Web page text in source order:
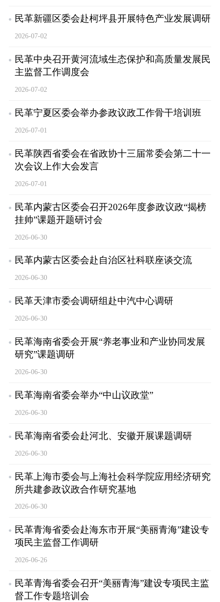
民革新疆区委会赴柯坪县开展特色产业发展调研
2026-07-02
民革中央召开黄河流域生态保护和高质量发展民
主监督工作调度会
2026-07-02
民革宁夏区委会举办参政议政工作骨干培训班
2026-07-01
民革陕西省委会在省政协十三届常委会第二十一
次会议上作大会发言
2026-07-01
民革内蒙古区委会召开2026年度参政议政“揭榜
挂帅”课题开题研讨会
2026-06-30
民革内蒙古区委会赴自治区社科联座谈交流
2026-06-30
民革天津市委会调研组赴中汽中心调研
2026-06-30
民革海南省委会开展“养老事业和产业协同发展
研究”课题调研
2026-06-30
民革海南省委会举办“中山议政堂”
2026-06-30
民革海南省委会赴河北、安徽开展课题调研
2026-06-30
民革上海市委会与上海社会科学院应用经济研究
所共建参政议政合作研究基地
2026-06-30
民革青海省委会赴海东市开展“美丽青海”建设专
项民主监督工作调研
2026-06-26
民革青海省委会召开“美丽青海”建设专项民主监
督工作专题培训会